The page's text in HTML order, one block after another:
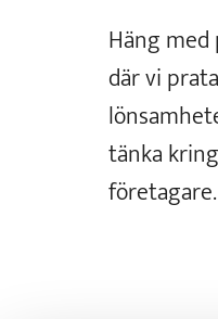
Häng
där vi
tänka
företagare.